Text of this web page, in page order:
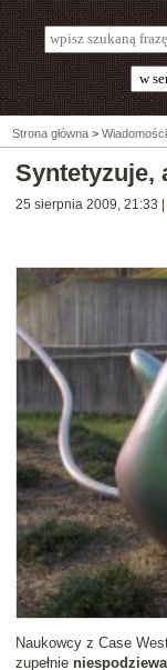
Strona główna > Wiadomości
Syntetyzuje,
25 sierpnia 2009, 21:33
Naukowcy z Case
zupełnie